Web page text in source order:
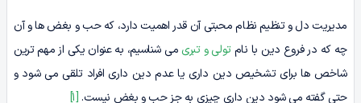
مدیریت دل و تنظیم نظام محبتی آن قدر اهمیت دارد، که حب و بغض ها و آن
چه که در فروع دین با نامتولی و تبری می شناسیم، به عنوان یکی از مهم ترین
شاخص ها برای تشخیص دین داری یا عدم دین داری افراد تلقی می شود و
حتی گفته می شود دین داری چیزی به جز حب و بغض نیست. [1]